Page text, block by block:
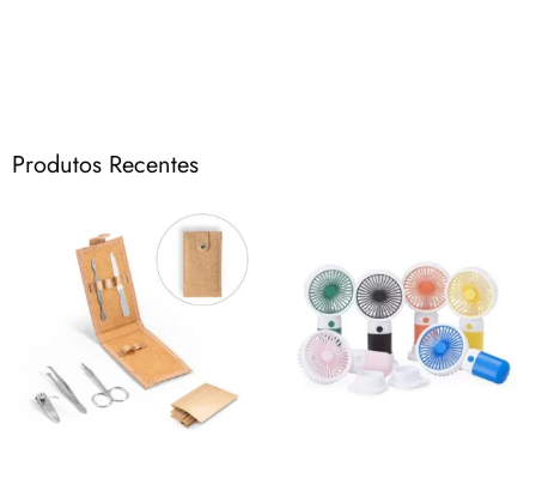
Produtos Recentes